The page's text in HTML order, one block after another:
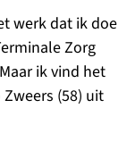
werk dat ik doe
Zorg
ik vind het
(58) uit